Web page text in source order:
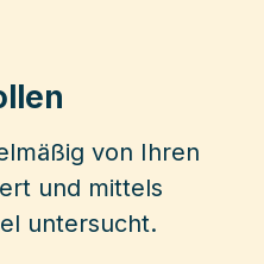
von Ihren
und mittels
untersucht.